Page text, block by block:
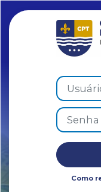
Usuário
Senha
Como